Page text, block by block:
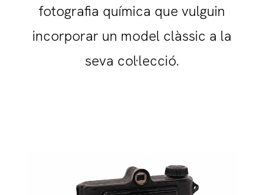
fotografia química que vulguin
incorporar un model clàssic a la
seva col·lecció.